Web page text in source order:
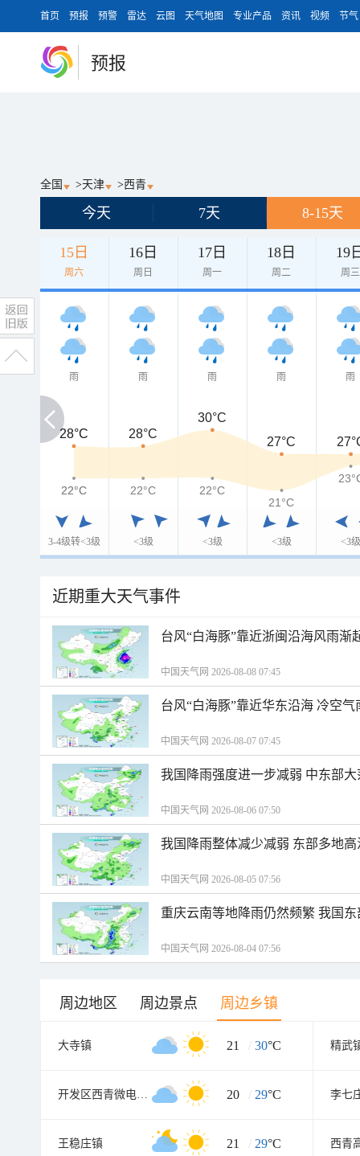
首页 预报 预警 雷达 云图 天气地图 专业产品 资讯 视频 节气
预报
全国 >天津 >西青
今天 7天 8-15天
15日
周六
16日
周日
17日
周一
18日
周二
19
周三
雨
3-4级转<3级
雨
<3级
雨
<3级
雨
<3级
雨
<3级
28°C
28°C 28°C
30°C
27°C
22°C
22°C 22°C
22°C
21°C
近期重大天气事件
台风“白海豚”靠近浙闽沿海风雨渐
中国天气网 2026-08-08 07:45
台风“白海豚”靠近华东沿海 冷空
中国天气网 2026-08-07 07:45
我国降雨强度进一步减弱 中东部
中国天气网 2026-08-06 07:50
我国降雨整体减少减弱 东部多地
中国天气网 2026-08-05 07:56
重庆云南等地降雨仍然频繁 我国
中国天气网 2026-08-04 07:56
周边地区 周边景点 周边乡镇
大寺镇 21 / 30°C 精武
开发区西青微电子小区 20 / 29°C 李七
王稳庄镇 21 / 29°C 西青